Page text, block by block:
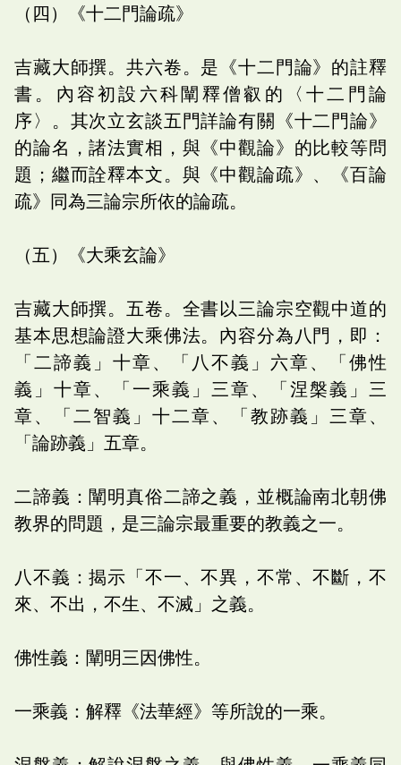
（四）《十二門論疏》
吉藏大師撰。共六卷。是《十二門論》的註釋
書。內容初設六科闡釋僧叡的〈十二門論
序〉。其次立玄談五門詳論有關《十二門論》
的論名，諸法實相，與《中觀論》的比較等問
題；繼而詮釋本文。與《中觀論疏》、《百論
疏》同為三論宗所依的論疏。
（五）《大乘玄論》
吉藏大師撰。五卷。全書以三論宗空觀中道的
基本思想論證大乘佛法。內容分為八門，即：
「二諦義」十章、「八不義」六章、「佛性
義」十章、「一乘義」三章、「涅槃義」三
章、「二智義」十二章、「教跡義」三章、
「論跡義」五章。
二諦義：闡明真俗二諦之義，並概論南北朝佛
教界的問題，是三論宗最重要的教義之一。
八不義：揭示「不一、不異，不常、不斷，不
來、不出，不生、不滅」之義。
佛性義：闡明三因佛性。
一乘義：解釋《法華經》等所說的一乘。